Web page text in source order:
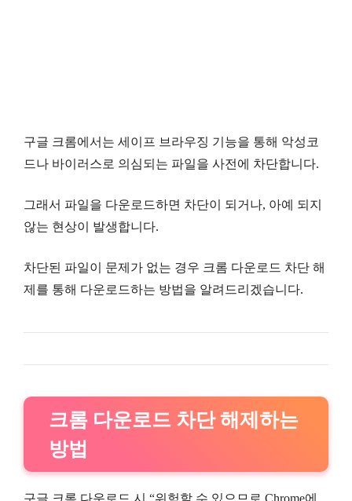
구글 크롬에서는 세이프 브라우징 기능을 통해 악성코
드나 바이러스로 의심되는 파일을 사전에 차단합니다.
그래서 파일을 다운로드하면 차단이 되거나, 아예 되지
않는 현상이 발생합니다.
차단된 파일이 문제가 없는 경우 크롬 다운로드 차단 해
제를 통해 다운로드하는 방법을 알려드리겠습니다.
크롬 다운로드 차단 해제하는
방법
구글 크롬 다운로드 시 “위험할 수 있으므로 Chrome에